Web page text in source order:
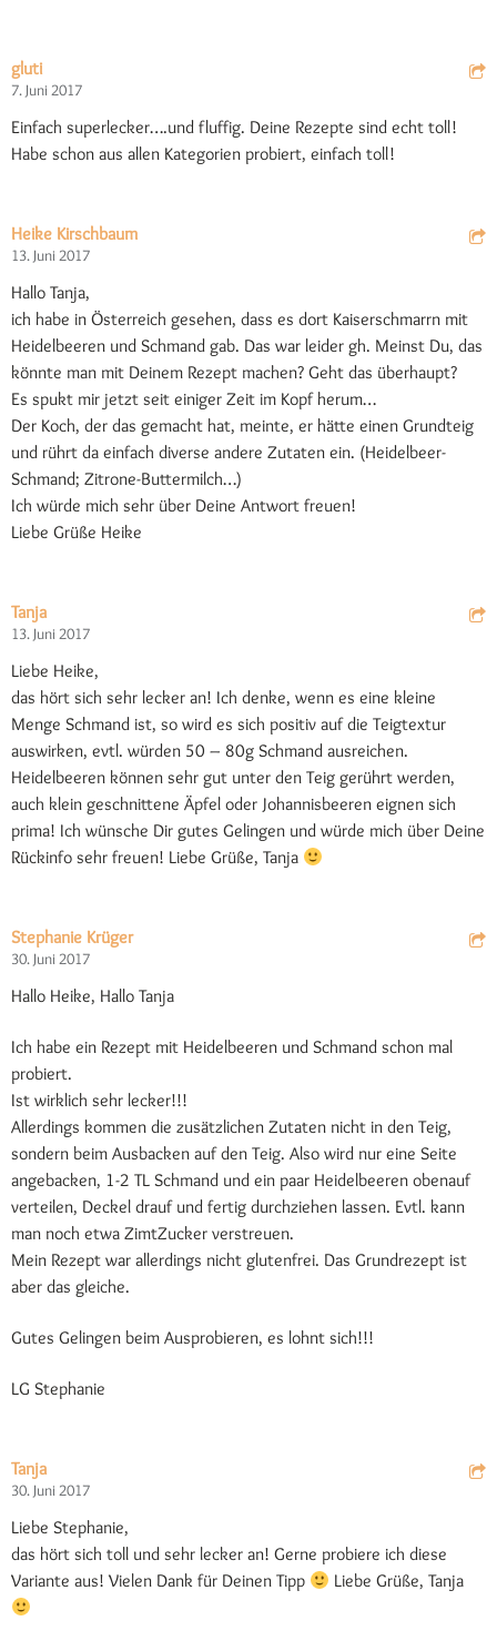
gluti
7. Juni 2017
Einfach superlecker….und fluffig. Deine Rezepte sind echt toll!
Habe schon aus allen Kategorien probiert, einfach toll!
Heike Kirschbaum
13. Juni 2017
Hallo Tanja,
ich habe in Österreich gesehen, dass es dort Kaiserschmarrn mit
Heidelbeeren und Schmand gab. Das war leider gh. Meinst Du, das
könnte man mit Deinem Rezept machen? Geht das überhaupt?
Es spukt mir jetzt seit einiger Zeit im Kopf herum…
Der Koch, der das gemacht hat, meinte, er hätte einen Grundteig
und rührt da einfach diverse andere Zutaten ein. (Heidelbeer-
Schmand; Zitrone-Buttermilch…)
Ich würde mich sehr über Deine Antwort freuen!
Liebe Grüße Heike
Tanja
13. Juni 2017
Liebe Heike,
das hört sich sehr lecker an! Ich denke, wenn es eine kleine
Menge Schmand ist, so wird es sich positiv auf die Teigtextur
auswirken, evtl. würden 50 – 80g Schmand ausreichen.
Heidelbeeren können sehr gut unter den Teig gerührt werden,
auch klein geschnittene Äpfel oder Johannisbeeren eignen sich
prima! Ich wünsche Dir gutes Gelingen und würde mich über Deine
Rückinfo sehr freuen! Liebe Grüße, Tanja
Stephanie Krüger
30. Juni 2017
Hallo Heike, Hallo Tanja
Ich habe ein Rezept mit Heidelbeeren und Schmand schon mal
probiert.
Ist wirklich sehr lecker!!!
Allerdings kommen die zusätzlichen Zutaten nicht in den Teig,
sondern beim Ausbacken auf den Teig. Also wird nur eine Seite
angebacken, 1-2 TL Schmand und ein paar Heidelbeeren obenauf
verteilen, Deckel drauf und fertig durchziehen lassen. Evtl. kann
man noch etwa ZimtZucker verstreuen.
Mein Rezept war allerdings nicht glutenfrei. Das Grundrezept ist
aber das gleiche.
Gutes Gelingen beim Ausprobieren, es lohnt sich!!!
LG Stephanie
Tanja
30. Juni 2017
Liebe Stephanie,
das hört sich toll und sehr lecker an! Gerne probiere ich diese
Variante aus! Vielen Dank für Deinen Tipp
Liebe Grüße, Tanja